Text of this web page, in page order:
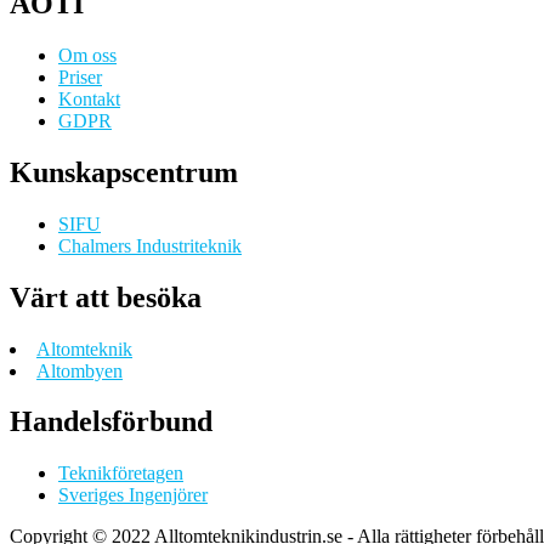
Om oss
Priser
Kontakt
GDPR
Kunskapscentrum
SIFU
Chalmers Industriteknik
Värt att besöka
Altomteknik
Altombyen
Handelsförbund
Teknikföretagen
Sveriges Ingenjörer
Copyright © 2022 Alltomteknikindustrin.se - Alla rättigheter